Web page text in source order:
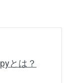
とは？